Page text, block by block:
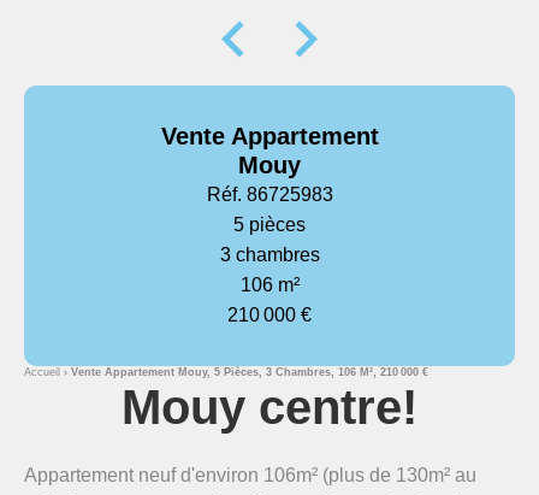
Vente Appartement
Mouy
Réf. 86725983
5 pièces
3 chambres
106 m²
210 000 €
Accueil Vente Appartement Mouy, 5 Pièces, 3 Chambres, 106 M², 210 000 €
Mouy centre!
Appartement neuf d'environ 106m² (plus de 130m² au